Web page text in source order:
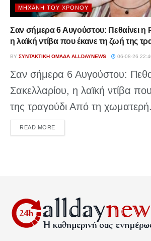
ΜΗΧΑΝΉ ΤΟΥ ΧΡΌΝΟΥ
Σαν σήμερα 6 Αυγούστου: Πεθαίνει η
η λαϊκή ντίβα που έκανε τη ζωή της
BY ΣΥΝΤΑΚΤΙΚΉ ΟΜΆΔΑ ALLDAYNEWS 06-08-26
Σαν σήμερα 6 Αυγούστου:
Σακελλαρίου, η λαϊκή ντίβα
της τραγούδι Από τη
READ MOREDETAILS